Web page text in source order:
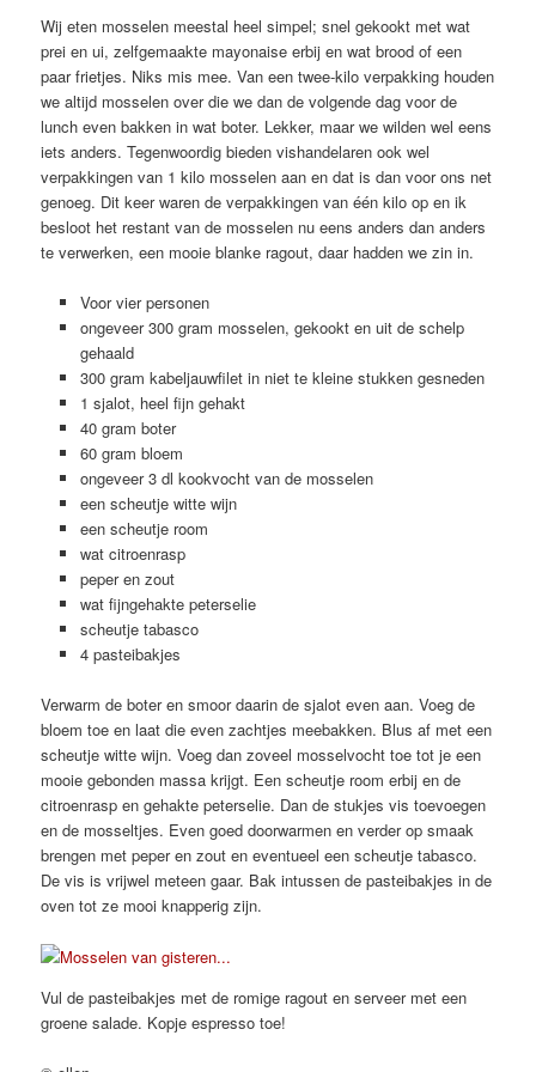
Wij eten mosselen meestal heel simpel; snel gekookt met wat
prei en ui, zelfgemaakte mayonaise erbij en wat brood of een
paar frietjes. Niks mis mee. Van een twee-kilo verpakking houden
we altijd mosselen over die we dan de volgende dag voor de
lunch even bakken in wat boter. Lekker, maar we wilden wel eens
iets anders. Tegenwoordig bieden vishandelaren ook wel
verpakkingen van 1 kilo mosselen aan en dat is dan voor ons net
genoeg. Dit keer waren de verpakkingen van één kilo op en ik
besloot het restant van de mosselen nu eens anders dan anders
te verwerken, een mooie blanke ragout, daar hadden we zin in.
Voor vier personen
ongeveer 300 gram mosselen, gekookt en uit de schelp
gehaald
300 gram kabeljauwfilet in niet te kleine stukken gesneden
1 sjalot, heel fijn gehakt
40 gram boter
60 gram bloem
ongeveer 3 dl kookvocht van de mosselen
een scheutje witte wijn
een scheutje room
wat citroenrasp
peper en zout
wat fijngehakte peterselie
scheutje tabasco
4 pasteibakjes
Verwarm de boter en smoor daarin de sjalot even aan. Voeg de
bloem toe en laat die even zachtjes meebakken. Blus af met een
scheutje witte wijn. Voeg dan zoveel mosselvocht toe tot je een
mooie gebonden massa krijgt. Een scheutje room erbij en de
citroenrasp en gehakte peterselie. Dan de stukjes vis toevoegen
en de mosseltjes. Even goed doorwarmen en verder op smaak
brengen met peper en zout en eventueel een scheutje tabasco.
De vis is vrijwel meteen gaar. Bak intussen de pasteibakjes in de
oven tot ze mooi knapperig zijn.
Vul de pasteibakjes met de romige ragout en serveer met een
groene salade. Kopje espresso toe!